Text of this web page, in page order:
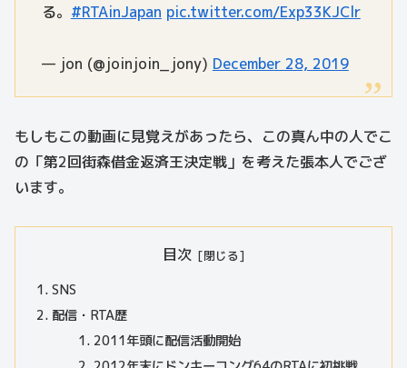
る。 #RTAinJapan pic.twitter.com/Exp33KJClr
— jon (@joinjoin_jony) December 28, 2019
もしもこの動画に見覚えがあったら、この真ん中の人でこ
の「第2回街森借金返済王決定戦」を考えた張本人でござ
います。
目次
SNS
配信・RTA歴
2011年頭に配信活動開始